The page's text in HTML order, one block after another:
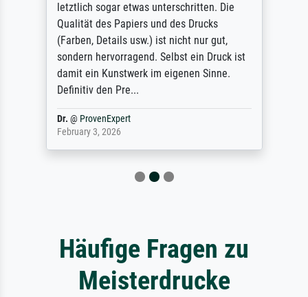
letztlich sogar etwas unterschritten. Die
Qualität des Papiers und des Drucks
(Farben, Details usw.) ist nicht nur gut,
sondern hervorragend. Selbst ein Druck ist
damit ein Kunstwerk im eigenen Sinne.
Definitiv den Pre...
Dr. @ ProvenExpert
February 3, 2026
Häufige Fragen zu
Meisterdrucke